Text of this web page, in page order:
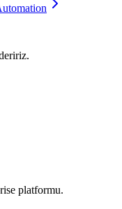
platformu.